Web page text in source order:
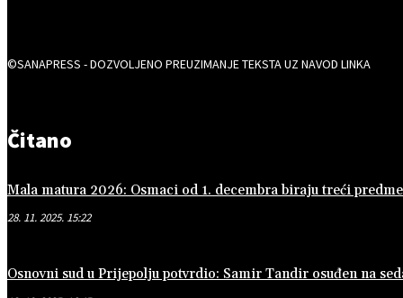
©SANAPRESS - DOZVOLJENO PREUZIMANJE TEKSTA UZ NAVOD LINKA
Čitano
Mala matura 2026: Osmaci od 1. decembra biraju treći
28. 11. 2025. 15:22
Osnovni sud u Prijepolju potvrdio: Samir Tandir osuđen na